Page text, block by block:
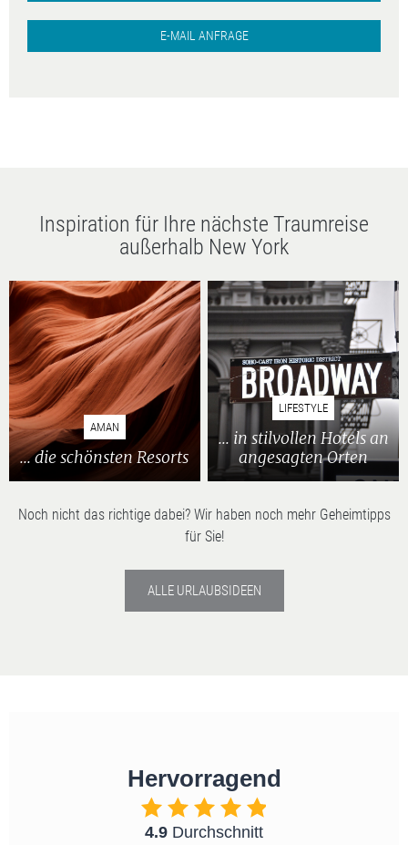
E-MAIL ANFRAGE
Inspiration für Ihre nächste Traumreise
außerhalb New York
AMAN
... die schönsten Resorts
LIFESTYLE
... in stilvollen Hotels an
angesagten Orten
Noch nicht das richtige dabei? Wir haben noch mehr Geheimtipps
für Sie!
ALLE URLAUBSIDEEN
Hervorragend
4.9 Durchschnitt